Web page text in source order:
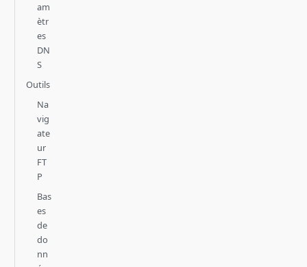
am
ètr
es
DN
S
Outils
Na
vig
ate
ur
FT
P
Bas
es
de
do
nn